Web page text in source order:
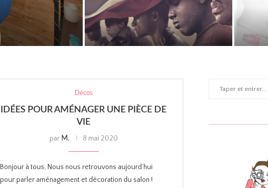
When they see us
Décos
IDÉES POUR AMÉNAGER UNE PIÈCE DE
VIE
par M. 8 mai 2020
Bonjour à tous, Nous nous retrouvons aujourd’hui
pour parler aménagement et décoration du salon !